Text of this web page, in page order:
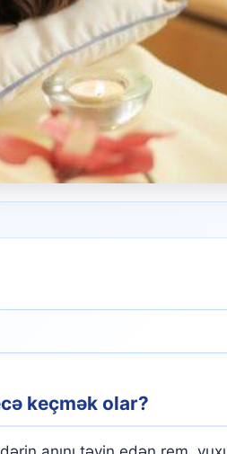
keçmək olar?